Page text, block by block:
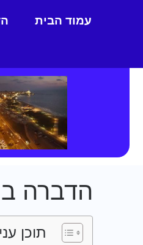
עמוד הבית
הדברה
תוכן